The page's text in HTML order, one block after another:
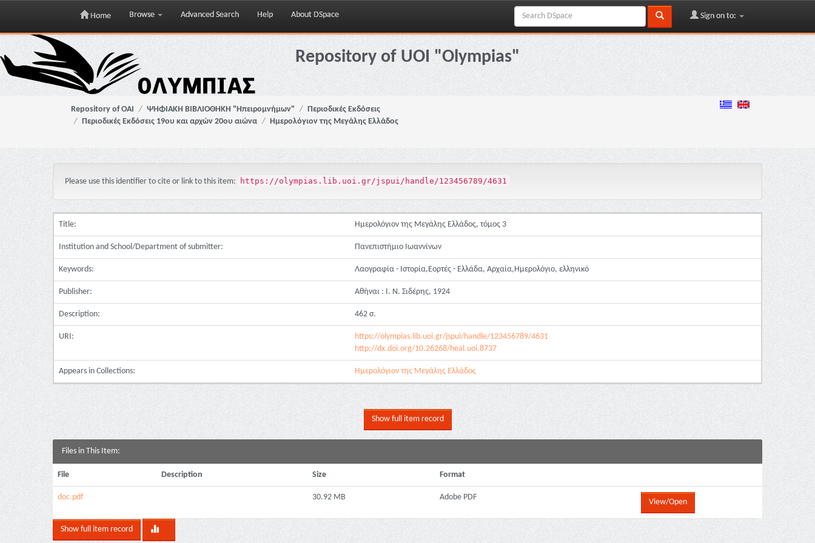
Skip
navigation
Home Browse Advanced Search Help About DSpace Sign on to:
Repository of UOI "Olympias"
Repository of OAI ΨΗΦΙΑΚΗ ΒΙΒΛΙΟΘΗΚΗ "Ηπειρομνήμων"
Περιοδικές Εκδόσεις
Περιοδικές Εκδόσεις 19ου και αρχών 20ου αιώνα
Ημερολόγιον της Μεγάλης Ελλάδος
Please use this identifier to cite or link to this item: https://olympias.lib.uoi.gr/jspui/handle/123456789/4631
Title: Ημερολόγιον της Μεγάλης Ελλάδος, τόμος 3
Institution and School/Department of submitter: Πανεπιστήμιο Ιωαννίνων
Keywords: Λαογραφία - Ιστορία,Εορτές - Ελλάδα, Αρχαία,Ημερολόγιο, ελληνικό
Publisher: Αθήναι : Ι. Ν. Σιδέρης, 1924
Description: 462 σ.
URI:
https://olympias.lib.uoi.gr/jspui/handle/123456789/4631
http://dx.doi.org/10.26268/heal.uoi.8737
Appears in Collections: Ημερολόγιον της Μεγάλης Ελλάδος
Show full item record
Files in This Item:
File Description Size Format
doc.pdf 30.92 MB Adobe PDF
View/Open
Show full item record